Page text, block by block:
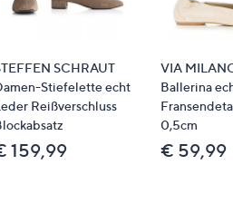
SCHRAUT
Stiefelette echt
Reißverschluss
159,99
VIA
Ballerina
0,5cm
€ 59,99